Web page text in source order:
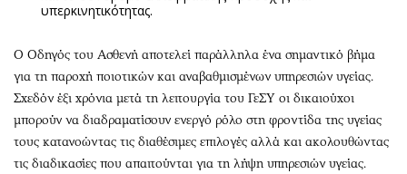
υπερκινητικότητας.
Ο Οδηγός του Ασθενή αποτελεί παράλληλα ένα σημαντικό βήμα
για τη παροχή ποιοτικών και αναβαθμισμένων υπηρεσιών υγείας.
Σχεδόν έξι χρόνια μετά τη λειτουργία του ΓεΣΥ οι δικαιούχοι
μπορούν να διαδραματίσουν ενεργό ρόλο στη φροντίδα της υγείας
τους κατανοώντας τις διαθέσιμες επιλογές αλλά και ακολουθώντας
τις διαδικασίες που απαιτούνται για τη λήψη υπηρεσιών υγείας.